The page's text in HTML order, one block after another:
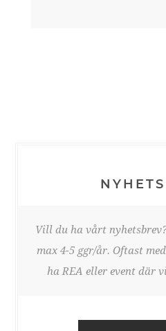
Vill du ha vårt
max 4-5 ggr/år. Oftast
ha REA eller event där